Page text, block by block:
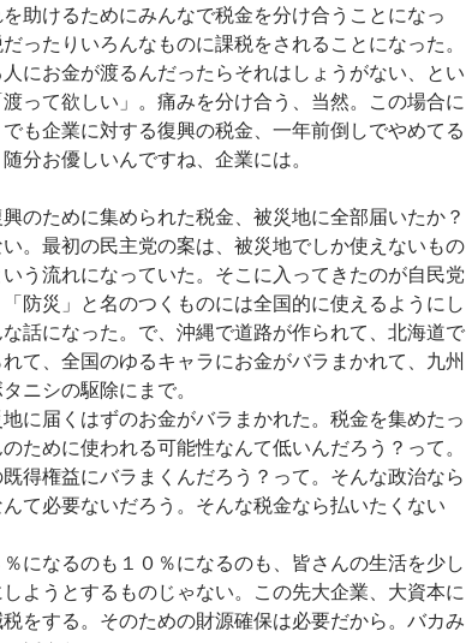
助けるためにみんなで税金を分け合うことになっ
ったりいろんなものに課税をされることになった。
にお金が渡るんだったらそれはしょうがない、とい
渡って欲しい」。痛みを分け合う、当然。この場合に
も企業に対する復興の税金、一年前倒しでやめてる
分お優しいんですね、企業には。
のために集められた税金、被災地に全部届いたか？
。最初の民主党の案は、被災地でしか使えないもの
う流れになっていた。そこに入ってきたのが自民党
防災」と名のつくものには全国的に使えるようにし
話になった。で、沖縄で道路が作られて、北海道で
て、全国のゆるキャラにお金がバラまかれて、九州
ニシの駆除にまで。
に届くはずのお金がバラまかれた。税金を集めたっ
ために使われる可能性なんて低いんだろう？って。
得権益にバラまくんだろう？って。そんな政治なら
んて必要ないだろう。そんな税金なら払いたくない
になるのも１０％になるのも、皆さんの生活を少し
ようとするものじゃない。この先大企業、大資本に
をする。そのための財源確保は必要だから。バカみ